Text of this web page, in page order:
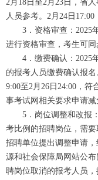
2月18日至2月23日，省
人员参考。2月24日17:00
3．资格审查：2025年
进行资格审查，考生可同
4．缴费确认：2025年
的报考人员缴费确认报
9:00至2月26日24:00，
事考试网相关要求申请减
5．岗位调整和改报：
考比例的招聘岗位，需
招聘单位提出调整申请
源和社会保障局网站公
聘岗位取消的报考人员